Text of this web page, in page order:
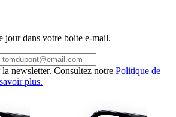
jour dans votre boite e-mail.
newsletter. Consultez notre Politique de
plus.